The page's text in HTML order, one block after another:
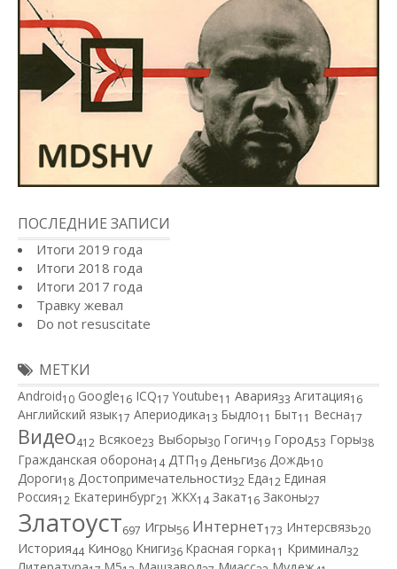
ПОСЛЕДНИЕ ЗАПИСИ
Итоги 2019 года
Итоги 2018 года
Итоги 2017 года
Травку жевал
Do not resuscitate
МЕТКИ
Android10 Google16 ICQ17 Youtube11 Авария33 Агитация16
Английский язык17 Апериодика13 Быдло11 Быт11 Весна17
Видео412 Всякое23 Выборы30 Гогич19 Город53 Горы38
Гражданская оборона14 ДТП19 Деньги36 Дождь10
Дороги18 Достопримечательности32 Еда12 Единая
Россия12 Екатеринбург21 ЖКХ14 Закат16 Законы27
Златоуст697 Игры56 Интернет173 Интерсвязь20
История44 Кино80 Книги36 Красная горка11 Криминал32